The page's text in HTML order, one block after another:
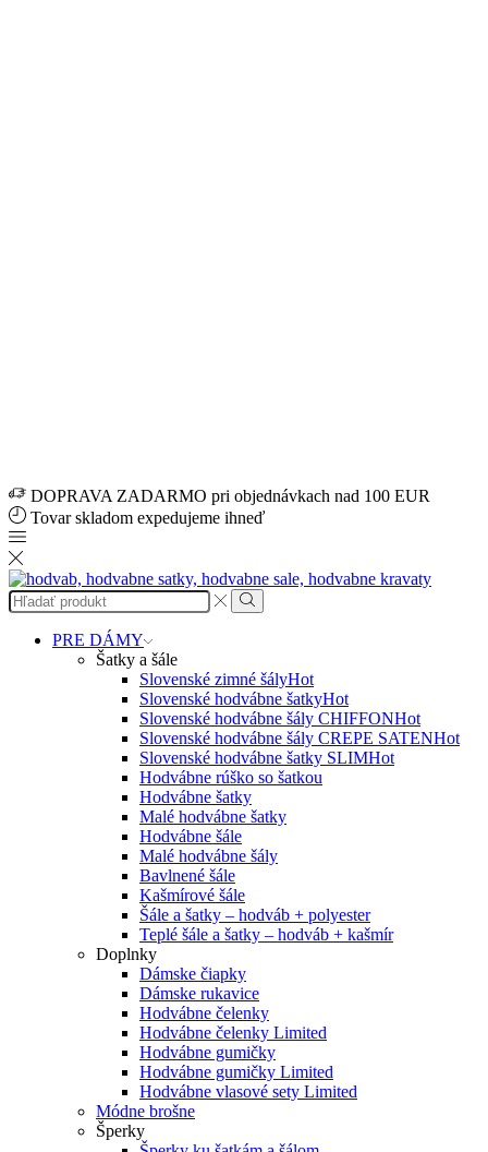
DOPRAVA ZADARMO pri objednávkach nad 100 EUR
Tovar skladom expedujeme ihneď
Search
input
Search
PRE DÁMY
Šatky a šále
Slovenské zimné šályHot
Slovenské hodvábne šatkyHot
Slovenské hodvábne šály CHIFFONHot
Slovenské hodvábne šály CREPE SATENHot
Slovenské hodvábne šatky SLIMHot
Hodvábne rúško so šatkou
Hodvábne šatky
Malé hodvábne šatky
Hodvábne šále
Malé hodvábne šály
Bavlnené šále
Kašmírové šále
Šále a šatky – hodváb + polyester
Teplé šále a šatky – hodváb + kašmír
Doplnky
Dámske čiapky
Dámske rukavice
Hodvábne čelenky
Hodvábne čelenky Limited
Hodvábne gumičky
Hodvábne gumičky Limited
Hodvábne vlasové sety Limited
Módne brošne
Šperky